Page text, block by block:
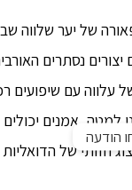
של יער שלווה
יצורים נסתרים
עלווה עם שיפועים
אמנים יכולים
חזותי של
הודעה